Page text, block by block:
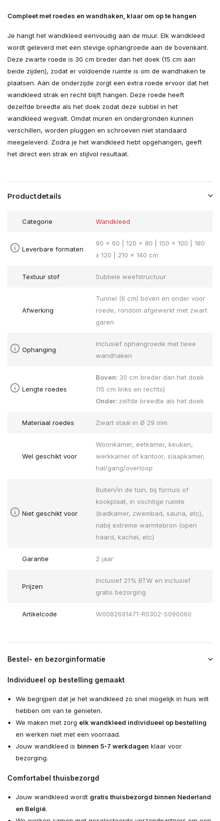
Compleet met roedes en wandhaken, klaar om op te hangen
Je hangt het wandkleed eenvoudig aan de muur. Elk wandkleed
wordt geleverd met een stevige ophangroede aan de bovenkant.
Deze zwarte roede is 30 cm breder dan het doek (15 cm aan
beide zijden), zodat er voldoende ruimte is om de wandhaken te
plaatsen. Aan de onderzijde zorgt een extra roede ervoor dat het
wandkleed strak en recht blijft hangen. Deze roede heeft
dezelfde breedte als het doek zodat deze subtiel in het
wandkleed wegvalt. Omdat muren en ondergronden kunnen
verschillen, worden pluggen en schroeven niet standaard
meegeleverd. Zodra je het wandkleed hebt opgehangen, geeft
het direct een strak en stijlvol resultaat.
Productdetails
Categorie Wandkleed
Leverbare formaten
90 x 60 | 120 x 80 | 150 x 100 | 180
x 120 | 210 x 140 cm
Textuur stof Subtiele weefstructuur
Afwerking
Tunnel (6 cm) boven en onder voor
roede, rondom afgewerkt met zwart
garen
Ophanging
Inclusief ophangroede met twee
wandhaken
Lengte roedes
Boven: 30 cm breder dan het doek
(15 cm links en rechts)
Onder: zelfde breedte als het doek
Materiaal roedes Zwart staal in Ø 29 mm
Wel geschikt voor
Woonkamer, eetkamer, keuken,
werkkamer of kantoor, slaapkamer,
hal/gang/overloop
Niet geschikt voor
Buiten/in de tuin, bij fornuis of
kookplaat, in vochtige ruimte
(badkamer, zwembad, sauna, etc),
nabij extreme warmtebron (open
haard, kachel, etc)
Garantie 2 jaar
Prijzen
Inclusief 21% BTW en inclusief
gratis bezorging
Artikelcode W0082691471-R0302-S090060
Bestel- en bezorginformatie
Individueel op bestelling gemaakt
We begrijpen dat je het wandkleed zo snel mogelijk in huis wilt
hebben om van te genieten.
We maken met zorg elk wandkleed individueel op bestelling
en werken niet met een voorraad.
Jouw wandkleed is binnen 5-7 werkdagen klaar voor
bezorging.
Comfortabel thuisbezorgd
Jouw wandkleed wordt gratis thuisbezorgd binnen Nederland
en België.